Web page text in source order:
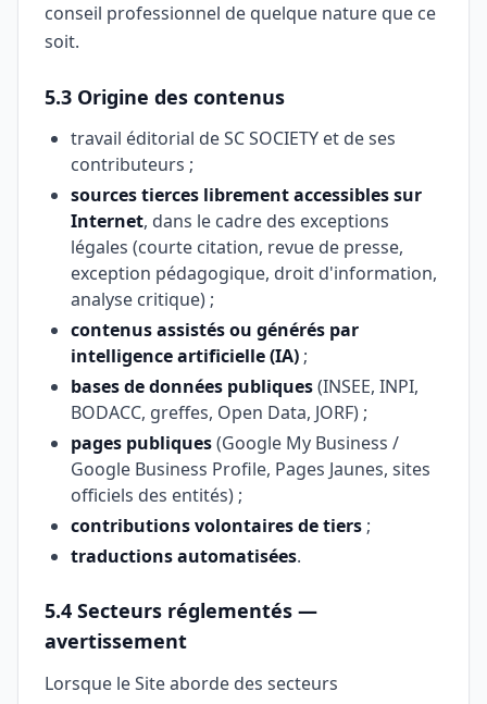
conseil professionnel de quelque nature que ce
soit.
5.3 Origine des contenus
travail éditorial de SC SOCIETY et de ses
contributeurs ;
sources tierces librement accessibles sur
Internet, dans le cadre des exceptions
légales (courte citation, revue de presse,
exception pédagogique, droit d'information,
analyse critique) ;
contenus assistés ou générés par
intelligence artificielle (IA) ;
bases de données publiques(INSEE, INPI,
BODACC, greffes, Open Data, JORF) ;
pages publiques(Google My Business /
Google Business Profile, Pages Jaunes, sites
officiels des entités) ;
contributions volontaires de tiers ;
traductions automatisées.
5.4 Secteurs réglementés —
avertissement
Lorsque le Site aborde des secteurs